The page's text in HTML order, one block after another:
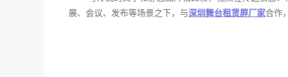
展、会议、发布等场景之下，与深圳舞台租赁屏厂家合作